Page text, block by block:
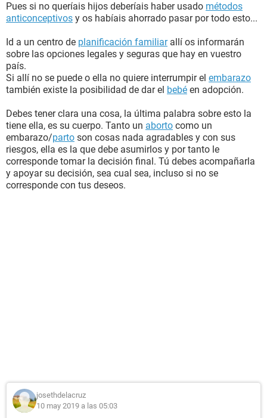
Pues si no queríais hijos deberíais haber usado métodos
anticonceptivos y os habíais ahorrado pasar por todo esto...
Id a un centro de planificación familiarallí os informarán
sobre las opciones legales y seguras que hay en vuestro
país.
Si allí no se puede o ella no quiere interrumpir el embarazo
también existe la posibilidad de dar el bebé en adopción.
Debes tener clara una cosa, la última palabra sobre esto la
tiene ella, es su cuerpo. Tanto un aborto como un
embarazo/parto son cosas nada agradables y con sus
riesgos, ella es la que debe asumirlos y por tanto le
corresponde tomar la decisión final. Tú debes acompañarla
y apoyar su decisión, sea cual sea, incluso si no se
corresponde con tus deseos.
josethdelacruz
10 may 2019 a las 05:03